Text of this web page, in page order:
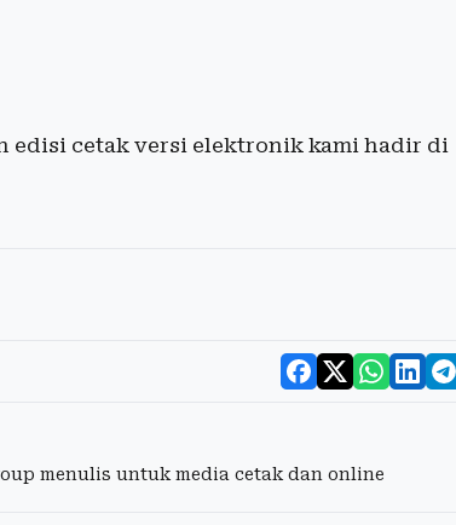
edisi cetak versi elektronik kami hadir di
menulis untuk media cetak dan online